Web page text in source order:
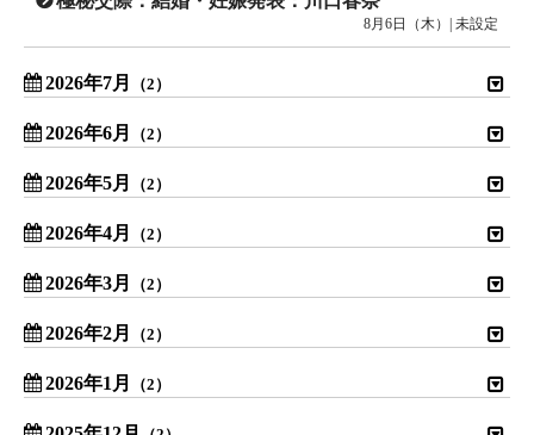
8月6日（木）| 未設定
2026年7月 （2）
2026年6月 （2）
2026年5月 （2）
2026年4月 （2）
2026年3月 （2）
2026年2月 （2）
2026年1月 （2）